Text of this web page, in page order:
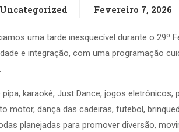
Uncategorized Fevereiro 7, 2026
uma tarde inesquecível durante o 29º
e integração, com uma programação
karaokê, Just Dance, jogos
motor, dança das cadeiras, futebol,
planejadas para promover diversão,